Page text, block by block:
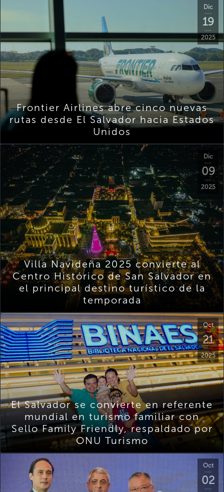
Dic
19
2025
Frontier Airlines abre cinco nuevas
rutas desde El Salvador hacia Estados
Unidos
Dic
09
2025
Villa Navideña 2025 convierte al
Centro Histórico de San Salvador en
el principal destino turístico de la
temporada
Oct
21
2025
El Salvador se convierte en referente
mundial en turismo familiar con
Sello Family Friendly, respaldado por
ONU Turismo
Oct
02